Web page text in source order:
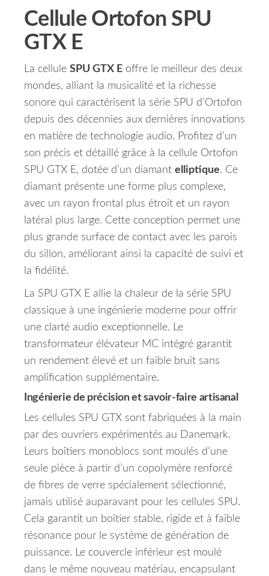
Cellule Ortofon SPU
GTX E
La cellule SPU GTX E offre le meilleur des deux
mondes, alliant la musicalité et la richesse
sonore qui caractérisent la série SPU d’Ortofon
depuis des décennies aux dernières innovations
en matière de technologie audio. Profitez d’un
son précis et détaillé grâce à la cellule Ortofon
SPU GTX E, dotée d’un diamant elliptique. Ce
diamant présente une forme plus complexe,
avec un rayon frontal plus étroit et un rayon
latéral plus large. Cette conception permet une
plus grande surface de contact avec les parois
du sillon, améliorant ainsi la capacité de suivi et
la fidélité.
La SPU GTX E allie la chaleur de la série SPU
classique à une ingénierie moderne pour offrir
une clarté audio exceptionnelle. Le
transformateur élévateur MC intégré garantit
un rendement élevé et un faible bruit sans
amplification supplémentaire.
Ingénierie de précision et savoir-faire artisanal
Les cellules SPU GTX sont fabriquées à la main
par des ouvriers expérimentés au Danemark.
Leurs boîtiers monoblocs sont moulés d’une
seule pièce à partir d’un copolymère renforcé
de fibres de verre spécialement sélectionné,
jamais utilisé auparavant pour les cellules SPU.
Cela garantit un boîtier stable, rigide et à faible
résonance pour le système de génération de
puissance. Le couvercle inférieur est moulé
dans le même nouveau matériau, encapsulant